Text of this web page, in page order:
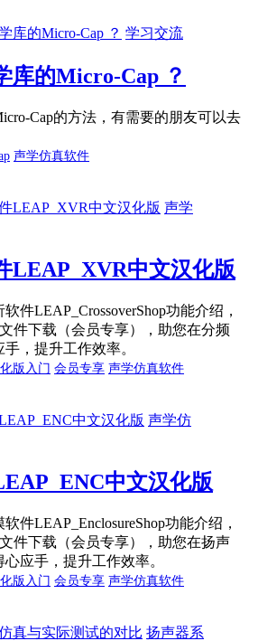
学习交流
库的Micro-Cap ？
Cap的方法，有需要的朋友可以去
声学仿真软件
声学
LEAP_XVR中文汉化版
件LEAP_CrossoverShop功能介绍，
件下载（会员专享），助您在分频
，提升工作效率。
版入门 会员专享 声学仿真软件
声学仿
中文汉化版
件LEAP_EnclosureShop功能介绍，
件下载（会员专享），助您在扬声
应手，提升工作效率。
版入门 会员专享 声学仿真软件
扬声器系